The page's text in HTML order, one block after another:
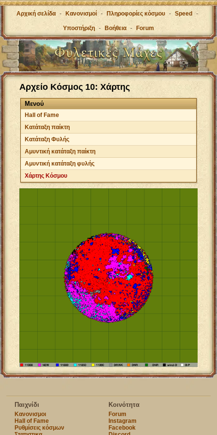
Αρχική σελίδα - Κανονισμοί - Πληροφορίες κόσμου - Speed -
Υποστήριξη - Βοήθεια - Forum
Αρχείο Κόσμος 10: Χάρτης
Μενού
Hall of Fame
Κατάταξη παίκτη
Κατάταξη Φυλής
Αμυντική κατάταξη παίκτη
Αμυντική κατάταξη φυλής
Χάρτης Κόσμου
Παιχνίδι
Κανονισμοι
Hall of Fame
Ρυθμίσεις κόσμων
Κοινότητα
Forum
Instagram
Facebook